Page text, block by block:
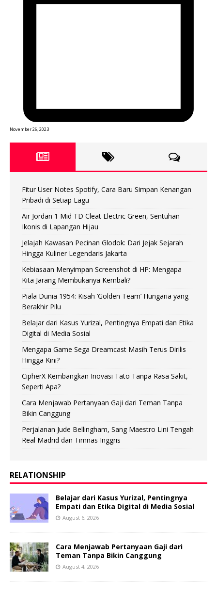
November 26, 2023
Fitur User Notes Spotify, Cara Baru Simpan Kenangan
Pribadi di Setiap Lagu
Air Jordan 1 Mid TD Cleat Electric Green, Sentuhan
Ikonis di Lapangan Hijau
Jelajah Kawasan Pecinan Glodok: Dari Jejak Sejarah
Hingga Kuliner Legendaris Jakarta
Kebiasaan Menyimpan Screenshot di HP: Mengapa
Kita Jarang Membukanya Kembali?
Piala Dunia 1954: Kisah ‘Golden Team’ Hungaria yang
Berakhir Pilu
Belajar dari Kasus Yurizal, Pentingnya Empati dan Etika
Digital di Media Sosial
Mengapa Game Sega Dreamcast Masih Terus Dirilis
Hingga Kini?
CipherX Kembangkan Inovasi Tato Tanpa Rasa Sakit,
Seperti Apa?
Cara Menjawab Pertanyaan Gaji dari Teman Tanpa
Bikin Canggung
Perjalanan Jude Bellingham, Sang Maestro Lini Tengah
Real Madrid dan Timnas Inggris
RELATIONSHIP
Belajar dari Kasus Yurizal, Pentingnya
Empati dan Etika Digital di Media Sosial
August 6, 2026
Cara Menjawab Pertanyaan Gaji dari
Teman Tanpa Bikin Canggung
August 4, 2026